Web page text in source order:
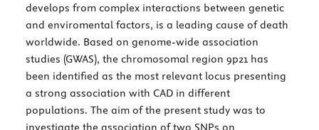
develops from complex interactions between genetic
and enviromental factors, is a leading cause of death
worldwide. Based on genome-wide association
studies (GWAS), the chromosomal region 9p21 has
been identified as the most relevant locus presenting
a strong association with CAD in different
populations. The aim of the present study was to
investigate the association of two SNPs on